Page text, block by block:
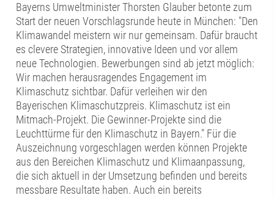
Bayerns Umweltminister Thorsten Glauber betonte zum
Start der neuen Vorschlagsrunde heute in München: "Den
Klimawandel meistern wir nur gemeinsam. Dafür braucht
es clevere Strategien, innovative Ideen und vor allem
neue Technologien. Bewerbungen sind ab jetzt möglich:
Wir machen herausragendes Engagement im
Klimaschutz sichtbar. Dafür verleihen wir den
Bayerischen Klimaschutzpreis. Klimaschutz ist ein
Mitmach-Projekt. Die Gewinner-Projekte sind die
Leuchttürme für den Klimaschutz in Bayern." Für die
Auszeichnung vorgeschlagen werden können Projekte
aus den Bereichen Klimaschutz und Klimaanpassung,
die sich aktuell in der Umsetzung befinden und bereits
messbare Resultate haben. Auch ein bereits